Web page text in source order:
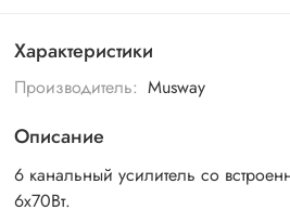
Характеристики
Производитель: Musway
Описание
6 канальный усилитель со
6х70Вт.